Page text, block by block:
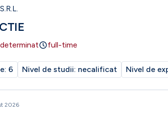
full-time
6 Nivel de studii: necalificat Nivel de
2026